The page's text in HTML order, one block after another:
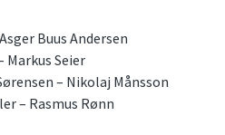
Buus Andersen
Markus Seier
– Nikolaj Månsson
– Rasmus Rønn